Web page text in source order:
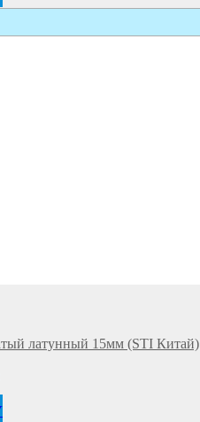
латунный 15мм (STI Китай)